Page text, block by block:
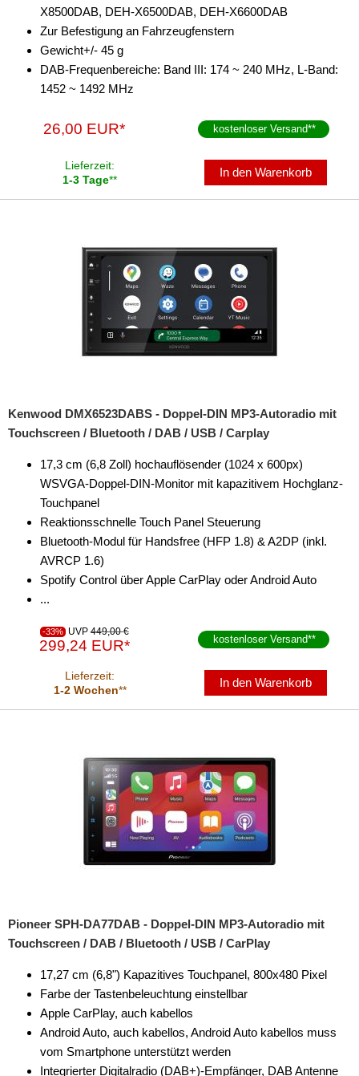
X8500DAB, DEH-X6500DAB, DEH-X6600DAB
Zur Befestigung an Fahrzeugfenstern
Gewicht+/- 45 g
DAB-Frequenbereiche: Band III: 174 ~ 240 MHz, L-Band:
1452 ~ 1492 MHz
26,00 EUR* kostenloser Versand**
Lieferzeit:
1-3 Tage**
In den Warenkorb
Kenwood DMX6523DABS - Doppel-DIN MP3-Autoradio mit
Touchscreen / Bluetooth / DAB / USB / Carplay
17,3 cm (6,8 Zoll) hochauflösender (1024 x 600px)
WSVGA-Doppel-DIN-Monitor mit kapazitivem Hochglanz-
Touchpanel
Reaktionsschnelle Touch Panel Steuerung
Bluetooth-Modul für Handsfree (HFP 1.8) & A2DP (inkl.
AVRCP 1.6)
Spotify Control über Apple CarPlay oder Android Auto
...
-33% UVP 449,00 €
299,24 EUR* kostenloser Versand**
Lieferzeit:
1-2 Wochen**
In den Warenkorb
Pioneer SPH-DA77DAB - Doppel-DIN MP3-Autoradio mit
Touchscreen / DAB / Bluetooth / USB / CarPlay
17,27 cm (6,8") Kapazitives Touchpanel, 800x480 Pixel
Farbe der Tastenbeleuchtung einstellbar
Apple CarPlay, auch kabellos
Android Auto, auch kabellos, Android Auto kabellos muss
vom Smartphone unterstützt werden
Integrierter Digitalradio (DAB+)-Empfänger, DAB Antenne